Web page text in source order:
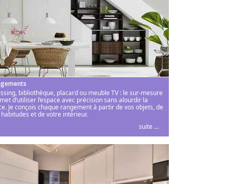
bibliothèque, placard ou meuble TV : le sur-mesure
d’utiliser l’espace avec précision sans alourdir la
Je conçois chaque rangement à partir de vos objets, de
et de votre intérieur.
suite ...